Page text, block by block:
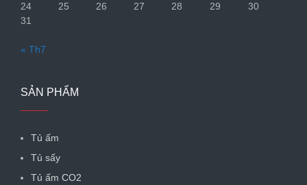
24
25 26 27 28 29
30
31
« Th7
SẢN PHẨM
Tủ ấm
Tủ sấy
Tủ ấm CO2